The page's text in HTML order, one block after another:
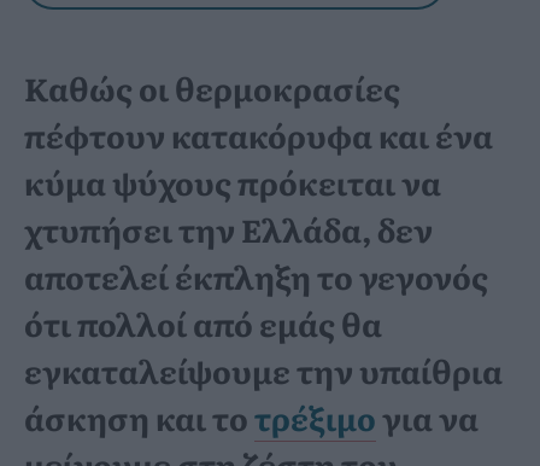
Kαθώς οι θερμοκρασίες
πέφτουν κατακόρυφα και ένα
κύμα ψύχους πρόκειται να
χτυπήσει την Ελλάδα, δεν
αποτελεί έκπληξη το γεγονός
ότι πολλοί από εμάς θα
εγκαταλείψουμε την υπαίθρια
άσκηση και τοτρέξιμογια να